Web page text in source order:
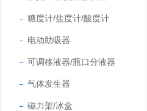
糖度计/盐度计/酸度计
电动助吸器
可调移液器/瓶口分液器
气体发生器
磁力架/冰盒